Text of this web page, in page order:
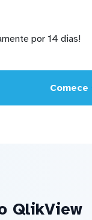
por 14 dias!
QlikView